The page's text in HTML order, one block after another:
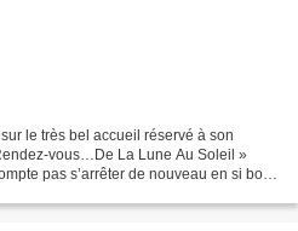
le très bel accueil réservé à son
vous…De La Lune Au Soleil »
pas s’arrêter de nouveau en si bon